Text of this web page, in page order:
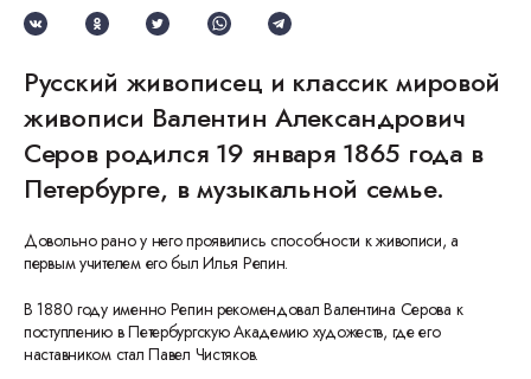
Русский живописец и классик мировой
живописи Валентин Александрович
Серов родился 19 января 1865 года в
Петербурге, в музыкальной семье.
Довольно рано у него проявились способности к живописи, а
первым учителем его был Илья Репин.
В 1880 году именно Репин рекомендовал Валентина Серова к
поступлению в Петербургскую Академию художеств, где его
наставником стал Павел Чистяков.